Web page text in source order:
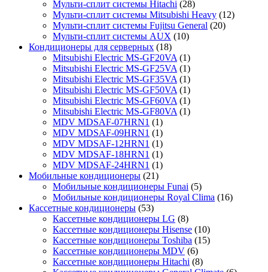
Мульти-сплит системы Hitachi (28)
Мульти-сплит системы Mitsubishi Heavy (12)
Мульти-сплит системы Fujitsu General (20)
Мульти-сплит системы AUX (10)
Кондиционеры для серверных (18)
Mitsubishi Electric MS-GF20VA (1)
Mitsubishi Electric MS-GF25VA (1)
Mitsubishi Electric MS-GF35VA (1)
Mitsubishi Electric MS-GF50VA (1)
Mitsubishi Electric MS-GF60VA (1)
Mitsubishi Electric MS-GF80VA (1)
MDV MDSAF-07HRN1 (1)
MDV MDSAF-09HRN1 (1)
MDV MDSAF-12HRN1 (1)
MDV MDSAF-18HRN1 (1)
MDV MDSAF-24HRN1 (1)
Мобильные кондиционеры (21)
Мобильные кондиционеры Funai (5)
Мобильные кондиционеры Royal Clima (16)
Кассетные кондиционеры (53)
Кассетные кондиционеры LG (8)
Кассетные кондиционеры Hisense (10)
Кассетные кондиционеры Toshiba (15)
Кассетные кондиционеры MDV (6)
Кассетные кондиционеры Hitachi (8)